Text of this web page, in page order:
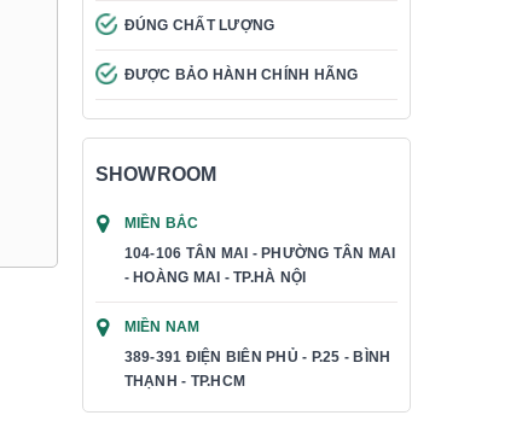
ĐÚNG CHẤT LƯỢNG
ĐƯỢC BẢO HÀNH CHÍNH HÃNG
SHOWROOM
MIỀN BẮC
104-106 TÂN MAI - PHƯỜNG TÂN MAI
- HOÀNG MAI - TP.HÀ NỘI
MIỀN NAM
389-391 ĐIỆN BIÊN PHỦ - P.25 - BÌNH
THẠNH - TP.HCM